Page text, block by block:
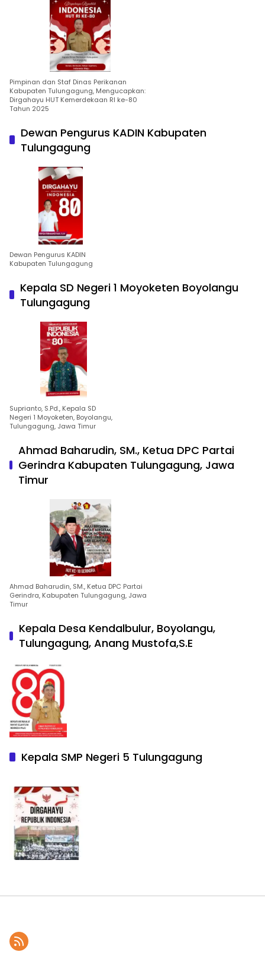
Pimpinan dan Staf Dinas Perikanan
Kabupaten Tulungagung, Mengucapkan:
Dirgahayu HUT Kemerdekaan RI ke-80
Tahun 2025
Dewan Pengurus KADIN Kabupaten
Tulungagung
Dewan Pengurus KADIN
Kabupaten Tulungagung
Kepala SD Negeri 1 Moyoketen Boyolangu
Tulungagung
Suprianto, S.Pd., Kepala SD
Negeri 1 Moyoketen, Boyolangu,
Tulungagung, Jawa Timur
Ahmad Baharudin, SM., Ketua DPC Partai
Gerindra Kabupaten Tulungagung, Jawa
Timur
Ahmad Baharudin, SM., Ketua DPC Partai
Gerindra, Kabupaten Tulungagung, Jawa
Timur
Kepala Desa Kendalbulur, Boyolangu,
Tulungagung, Anang Mustofa,S.E
Kepala SMP Negeri 5 Tulungagung